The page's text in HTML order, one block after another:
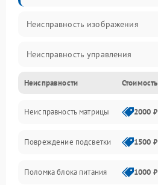
Неисправность изображения
Неисправность управления
Неисправность интерфейсов
Прочие неисправности
Неисправность звука
Механические повреждения
Неисправности Стоимость
Неисправность матрицы 2000 ₽
Повреждение подсветки 1500 ₽
Поломка блока питания 1000 ₽